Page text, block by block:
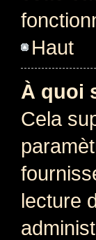
Haut
À quoi
Cela
lecture